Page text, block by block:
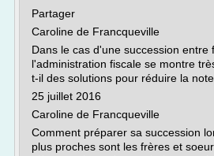
Partager
Caroline de Francqueville
Dans le cas d'une succession entre
l'administration fiscale se montre
t-il des solutions pour réduire la
25 juillet 2016
Caroline de Francqueville
Comment préparer sa succession
plus proches sont les frères et